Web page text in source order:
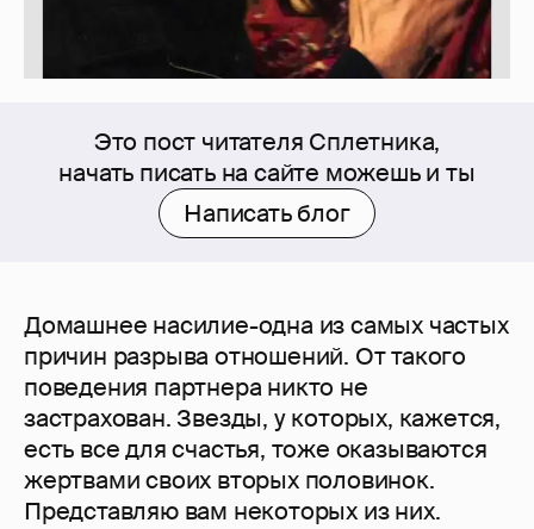
Это пост читателя Сплетника,
начать писать на сайте можешь и ты
Написать блог
Домашнее насилие-одна из самых частых
причин разрыва отношений. От такого
поведения партнера никто не
застрахован. Звезды, у которых, кажется,
есть все для счастья, тоже оказываются
жертвами своих вторых половинок.
Представляю вам некоторых из них.